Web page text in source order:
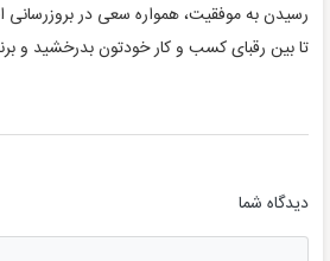
رسیدن به موفقیت، همواره سعی در بروزرسانی
تا بین رقبای کسب و کار خودتون بدرخشید و
دیدگاه شما